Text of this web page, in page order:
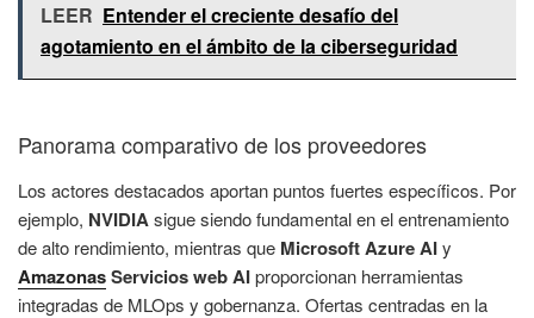
LEER Entender el creciente desafío del
agotamiento en el ámbito de la ciberseguridad
Panorama comparativo de los proveedores
Los actores destacados aportan puntos fuertes específicos. Por
ejemplo, NVIDIAsigue siendo fundamental en el entrenamiento
de alto rendimiento, mientras que Microsoft Azure AIy
AmazonasServicios web AIproporcionan herramientas
integradas de MLOps y gobernanza. Ofertas centradas en la